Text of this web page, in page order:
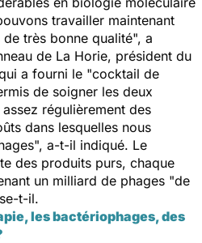
travailler maintenant
très bonne qualité", a
de La Horie, président du
a fourni le "cocktail de
de soigner les deux
régulièrement des
dans lesquelles nous
a-t-il indiqué. Le
des produits purs, chaque
un milliard de phages "de
t-il.
les bactériophages, des